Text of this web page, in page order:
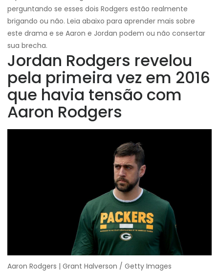
perguntando se esses dois Rodgers estão realmente
brigando ou não. Leia abaixo para aprender mais sobre
este drama e se Aaron e Jordan podem ou não consertar
sua brecha.
Jordan Rodgers revelou
pela primeira vez em 2016
que havia tensão com
Aaron Rodgers
Aaron Rodgers | Grant Halverson / Getty Images